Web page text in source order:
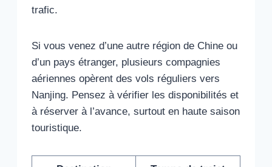
trafic.
Si vous venez d’une autre région de Chine ou
d’un pays étranger, plusieurs compagnies
aériennes opèrent des vols réguliers vers
Nanjing. Pensez à vérifier les disponibilités et
à réserver à l’avance, surtout en haute saison
touristique.